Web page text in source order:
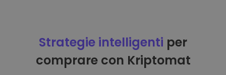
Strategie intelligenti per
comprare con Kriptomat